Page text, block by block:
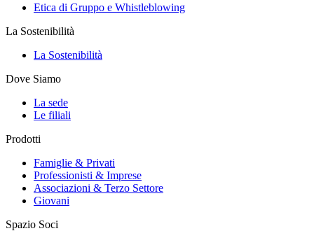
Etica di Gruppo e Whistleblowing
La Sostenibilità
La Sostenibilità
Dove Siamo
La sede
Le filiali
Prodotti
Famiglie & Privati
Professionisti & Imprese
Associazioni & Terzo Settore
Giovani
Spazio Soci